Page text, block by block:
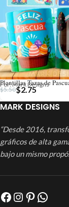
Plantillas Tazas de
Por: Mark Designs
$5.50$2.75
MARK DESIGNS
“Desde 2016,
gráficos de alta
bajo un mismo